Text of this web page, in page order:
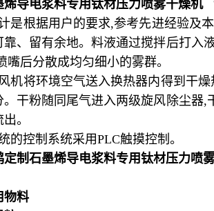
烯导电浆料专用钛材压力喷雾干燥机
是根据用户的要求,参考先进经验及
靠、留有余地。料液通过搅拌后打入
嘴后分散成均匀细小的雾群。
机将环境空气送入换热器内得到干燥
。干粉随同尾气进入两级旋风除尘器,
。
的控制系统采用PLC触摸控制。
定制石墨烯导电浆料专用钛材压力
物料